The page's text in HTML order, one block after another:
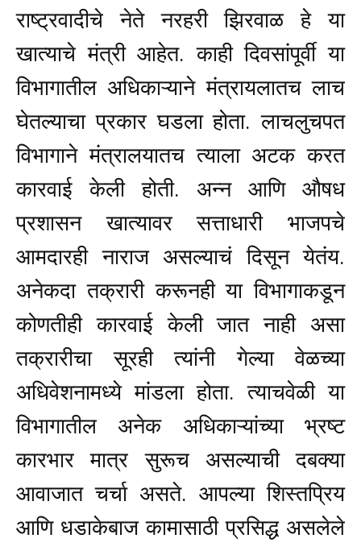
राष्ट्रवादीचे नेते नरहरी झिरवाळ हे या
खात्याचे मंत्री आहेत. काही दिवसांपूर्वी या
विभागातील अधिकाऱ्याने मंत्रायलातच लाच
घेतल्याचा प्रकार घडला होता. लाचलुचपत
विभागाने मंत्रालयातच त्याला अटक करत
कारवाई केली होती. अन्न आणि औषध
प्रशासन खात्यावर सत्ताधारी भाजपचे
आमदारही नाराज असल्याचं दिसून येतंय.
अनेकदा तक्रारी करूनही या विभागाकडून
कोणतीही कारवाई केली जात नाही असा
तक्रारीचा सूरही त्यांनी गेल्या वेळच्या
अधिवेशनामध्ये मांडला होता. त्याचवेळी या
विभागातील अनेक अधिकाऱ्यांच्या भ्रष्ट
कारभार मात्र सुरूच असल्याची दबक्या
आवाजात चर्चा असते. आपल्या शिस्तप्रिय
आणि धडाकेबाज कामासाठी प्रसिद्ध असलेले